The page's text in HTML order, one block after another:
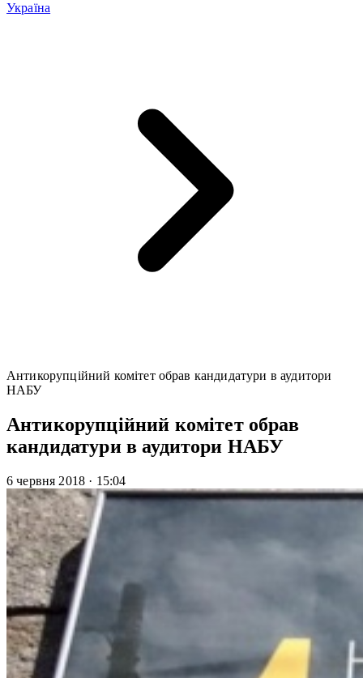
Україна
Антикорупційний комітет обрав кандидатури в аудитори
НАБУ
Антикорупційний комітет обрав
кандидатури в аудитори НАБУ
6 червня 2018 · 15:04